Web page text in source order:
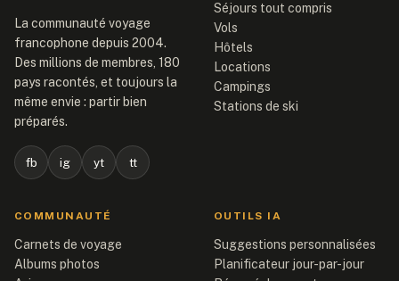
La communauté voyage
francophone depuis 2004.
Des millions de membres, 180
pays racontés, et toujours la
même envie : partir bien
préparés.
fb ig yt tt
Séjours tout compris
Vols
Hôtels
Locations
Campings
Stations de ski
COMMUNAUTÉ
Carnets de voyage
Albums photos
OUTILS IA
Suggestions personnalisées
Planificateur jour-par-jour